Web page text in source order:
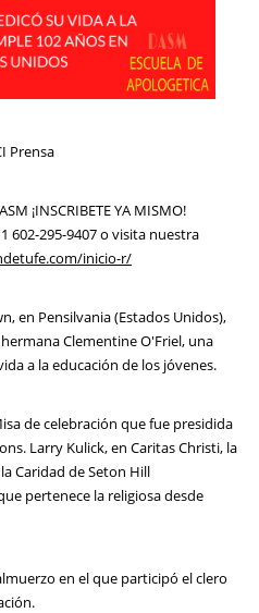
Prensa
¡INSCRIBETE YA MISMO!
602-295-9407 o visita nuestra
inicio-r/
en Pensilvania (Estados Unidos),
Clementine O'Friel, una
a la educación de los jóvenes.
de celebración que fue presidida
Larry Kulick, en Caritas Christi, la
Caridad de Seton Hill
pertenece la religiosa desde
en el que participó el clero